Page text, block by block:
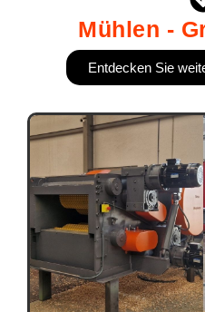
Mühlen -
Entdecken Sie